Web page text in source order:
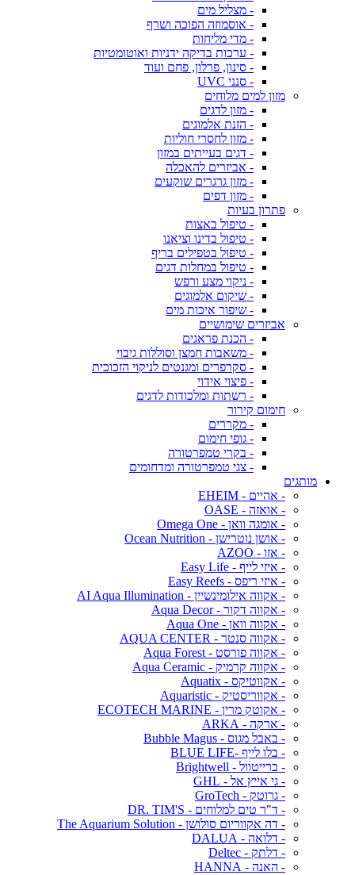
- מצליל מים
- אוסמוזה הפוכה ושרף
- מדי מליחות
- ערכות בדיקה ידניות ואוטומטיות
- סינון, פרלון, פחם ועוד
- סנני UVC
מזון למים מלוחים
- מזון לדגים
- הזנת אלמוגים
- מזון לחסרי חוליות
- דגים בעייתים במזון
- אביזרים להאכלה
- מזון גרגרים שוקעים
- מזון דפים
פתרון בעיות
- טיפול באצות
- טיפול בדינו וציאנו
- טיפול בטפילים בריף
- טיפול במחלות דגים
- ניקוי מצע ורפש
- שיקום אלמוגים
- שיפור איכות מים
אביזרים שימושיים
- הכנת פראגים
- משאבות חמצן וסוללות גיבוי
- סקרפרים ומגנטים לניקוי הזכוכית
- פיצוי אידוי
- רשתות ומלכודות לדגים
חימום קירור
- מקררים
- גופי חימום
- בקרי טמפרטורה
- צגי טמפרטורה ומדחומים
מותגים
- אהיים - EHEIM
- אואזה - OASE
- אומגה וואן - Omega One
- אושן נוטרישן - Ocean Nutrition
- אזו - AZOO
- איזי לייף - Easy Life
- איזי ריפס - Easy Reefs
- אקווה אילומינשיין - AI Aqua Illumination
- אקווה דקור - Aqua Decor
- אקווה וואן - Aqua One
- אקווה סנטר - AQUA CENTER
- אקווה פורסט - Aqua Forest
- אקווה קרמיק - Aqua Ceramic
- אקווטיקס - Aquatix
- אקווריסטיק - Aquaristic
- אקוטק מרין - ECOTECH MARINE
- ארקה - ARKA
- באבל מגוס - Bubble Magus
- בלו לייף -BLUE LIFE
- ברייטוול - Brightwell
- גי אייץ אל - GHL
- גרוטק - GroTech
- ד"ר טים למלוחים - DR. TIM'S
- דה אקווריום סולושן - The Aquarium Solution
- דלואה - DALUA
- דלתק - Deltec
- האנה - HANNA